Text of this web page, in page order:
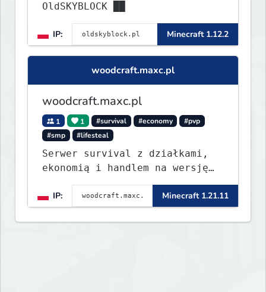
OldSKYBLOCK ██
IP: Minecraft 1.12.2
woodcraft.maxc.pl
woodcraft.maxc.pl
1 1 #survival #economy
#pvp
#smp
#lifesteal
Serwer survival z działkami,
ekonomią i handlem na wersję
1.8 - 26.1.1. Rekru ON
IP:
Minecraft 1.21.11